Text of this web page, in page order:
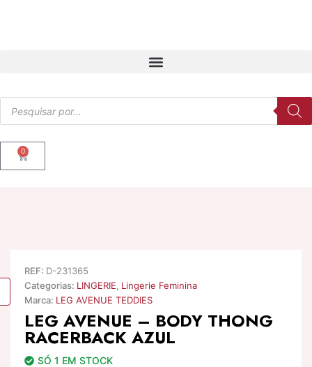
search
0
Cart
REF: D-231365
Categorias: LINGERIE, Lingerie Feminina
Marca: LEG AVENUE TEDDIES
LEG AVENUE – BODY THONG
RACERBACK AZUL
SÓ 1 EM STOCK